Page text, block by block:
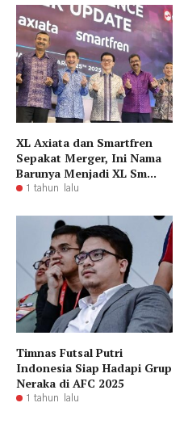
XL Axiata dan Smartfren
Sepakat Merger, Ini Nama
Barunya Menjadi XL Sm...
1 tahun lalu
Timnas Futsal Putri
Indonesia Siap Hadapi Grup
Neraka di AFC 2025
1 tahun lalu